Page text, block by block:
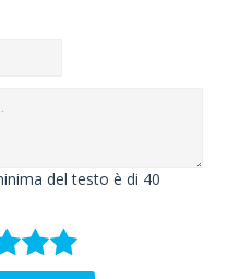
del testo è di 40